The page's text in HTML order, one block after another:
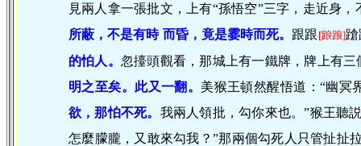
見兩人拿一張批文，上有“孫悟空”三字，走近身
所蔽，不是有時 而昏，竟是霎時而死。 跟跟 [踉踉]蹌
的怕人。 忽擡頭觀看，那城上有一鐵牌，牌上有三
明之至矣。此又一翻。 美猴王頓然醒悟道：“幽冥
欲，那怕不死。 我兩人領批，勾你來也。”猴王聽
怎麼朦朧，又敢來勾我？”那兩個勾死人只管扯扯